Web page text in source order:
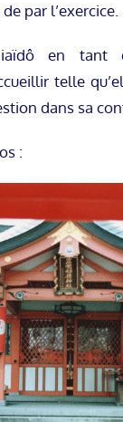
par l’exercice.
en tant
telle
dans sa
: